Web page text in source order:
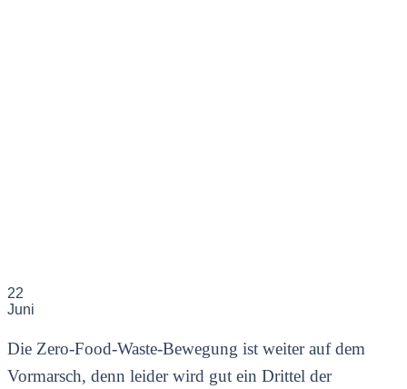
22
Juni
Die Zero-Food-Waste-Bewegung ist weiter auf dem
Vormarsch, denn leider wird gut ein Drittel der